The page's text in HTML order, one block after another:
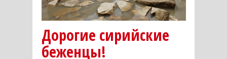
Дорогие сирийские
беженцы!